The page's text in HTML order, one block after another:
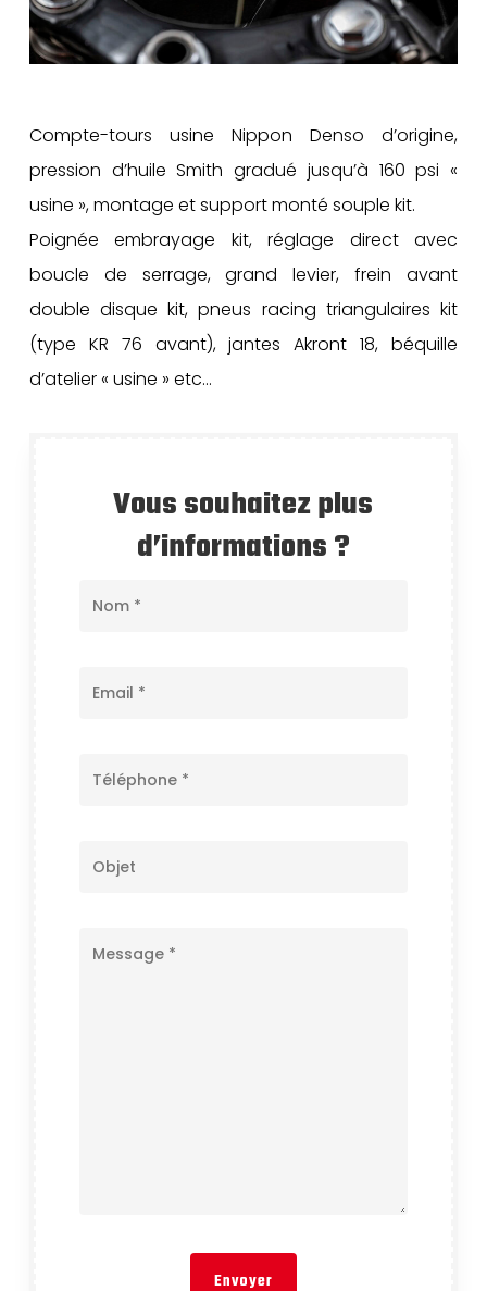
Compte-tours usine Nippon Denso d’origine,
pression d’huile Smith gradué jusqu’à 160 psi «
usine », montage et support monté souple kit.
Poignée embrayage kit, réglage direct avec
boucle de serrage, grand levier, frein avant
double disque kit, pneus racing triangulaires kit
(type KR 76 avant), jantes Akront 18, béquille
d’atelier « usine » etc…
Vous souhaitez plus
d’informations ?